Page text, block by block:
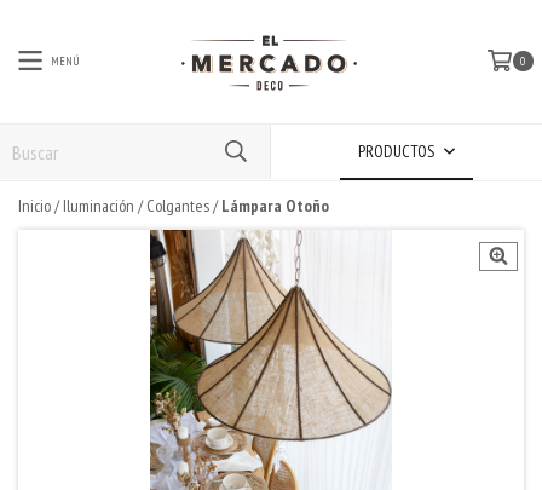
MENÚ 0
PRODUCTOS
Inicio/ Iluminación / Colgantes/ Lámpara Otoño